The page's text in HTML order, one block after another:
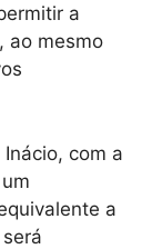
a
ao mesmo
com a
a